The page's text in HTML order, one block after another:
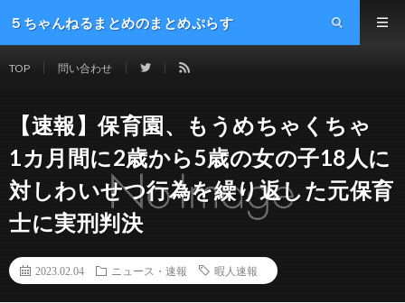
５ちゃんねるまとめのまとめぷらす
TOP 問い合わせ
【速報】保育園、もうめちゃくちゃ
1カ月間に2歳から5歳の女の子18人に
対しわいせつ行為を繰り返した元保育
士に実刑判決
2023.02.04 ニュース・速報 暇人速報